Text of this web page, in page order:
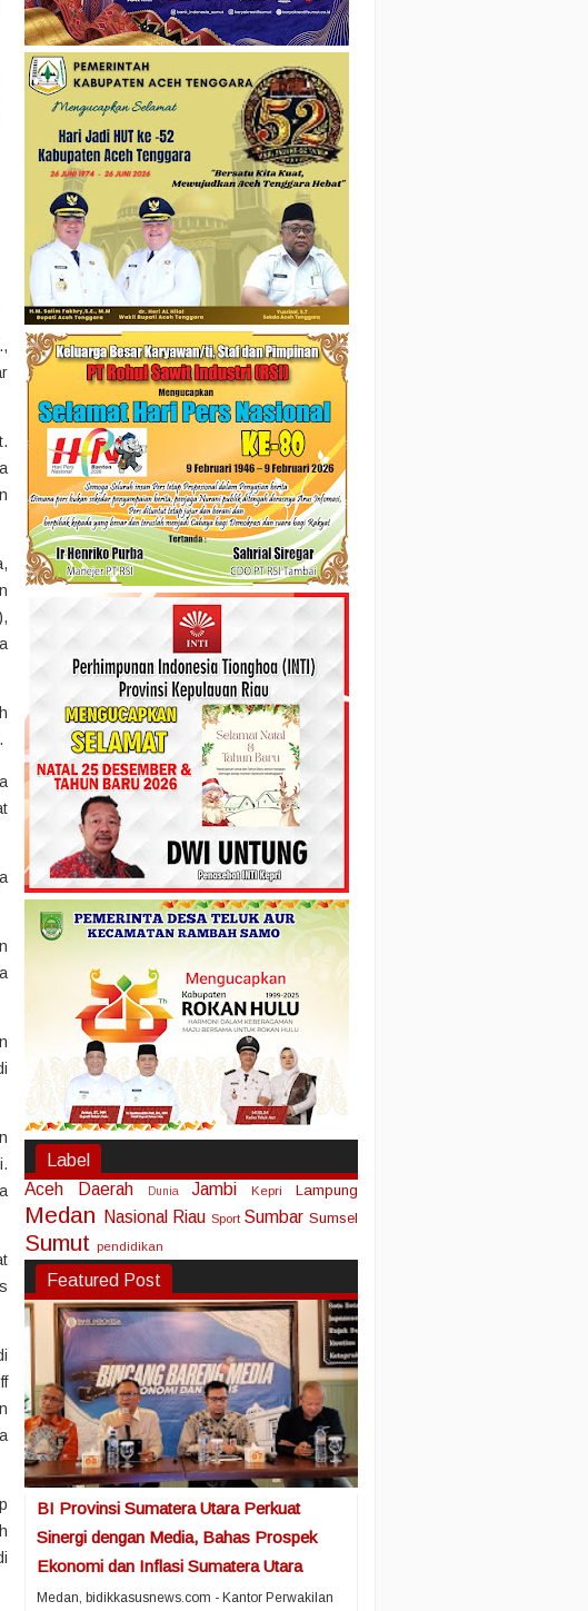
Label
Aceh
Daerah Dunia Jambi Kepri Lampung
Medan Nasional Riau Sport Sumbar Sumsel
Sumut pendidikan
Featured Post
BI Provinsi Sumatera Utara Perkuat
Sinergi dengan Media, Bahas Prospek
Ekonomi dan Inflasi Sumatera Utara
Medan, bidikkasusnews.com - Kantor Perwakilan